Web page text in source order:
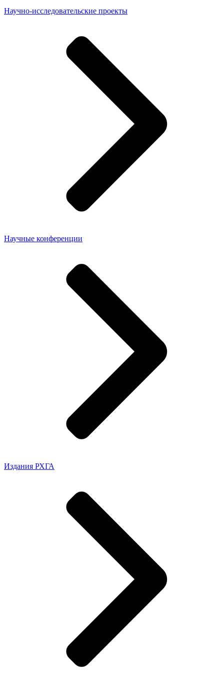
Научно-исследовательские проекты
Научные конференции
Издания РХГА